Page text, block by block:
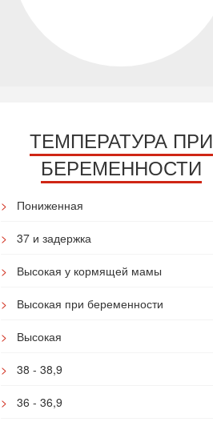
ТЕМПЕРАТУРА ПРИ
БЕРЕМЕННОСТИ
Пониженная
37 и задержка
Высокая у кормящей мамы
Высокая при беременности
Высокая
38 - 38,9
36 - 36,9